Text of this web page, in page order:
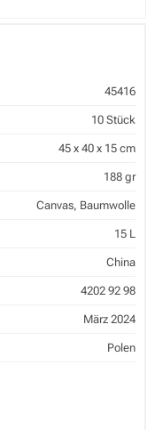
45416
10 Stück
45 x 40 x 15 cm
188 gr
Canvas, Baumwolle
15 L
China
4202 92 98
März 2024
Polen